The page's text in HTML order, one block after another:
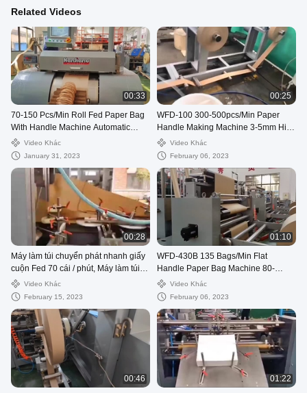
Related Videos
00:33
70-150 Pcs/Min Roll Fed Paper Bag
With Handle Machine Automatic
WFD-330
Video Khác
January 31, 2023
00:25
WFD-100 300-500pcs/Min Paper
Handle Making Machine 3-5mm High
SpeedVideo Khác
February 06, 2023
00:28
Máy làm túi chuyển phát nhanh giấy
cuộn Fed 70 cái / phút, Máy làm túi
gửi thư 80-250mm
Video Khác
February 15, 2023
01:10
WFD-430B 135 Bags/Min Flat
Handle Paper Bag Machine 80-
200mm Roll Fed Square Bottom
Video Khác
February 06, 2023
00:46
01:22